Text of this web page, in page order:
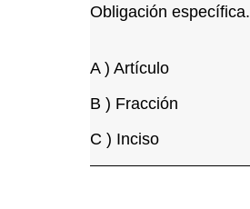
Obligación específica.
A ) Artículo
B ) Fracción
C ) Inciso